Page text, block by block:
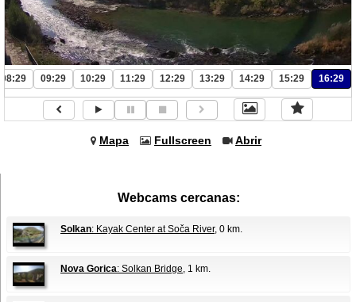
08:29 09:29 10:29 11:29 12:29 13:29 14:29 15:29 16:29
Mapa Fullscreen Abrir
Webcams cercanas:
Solkan: Kayak Center at Soča River, 0 km.
Nova Gorica: Solkan Bridge, 1 km.